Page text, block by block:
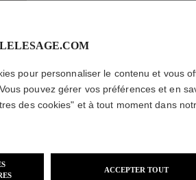
pour personnaliser le contenu et vous
pouvez gérer vos préférences et en
des cookies" et à tout moment dans
ACCEPTER TOUT